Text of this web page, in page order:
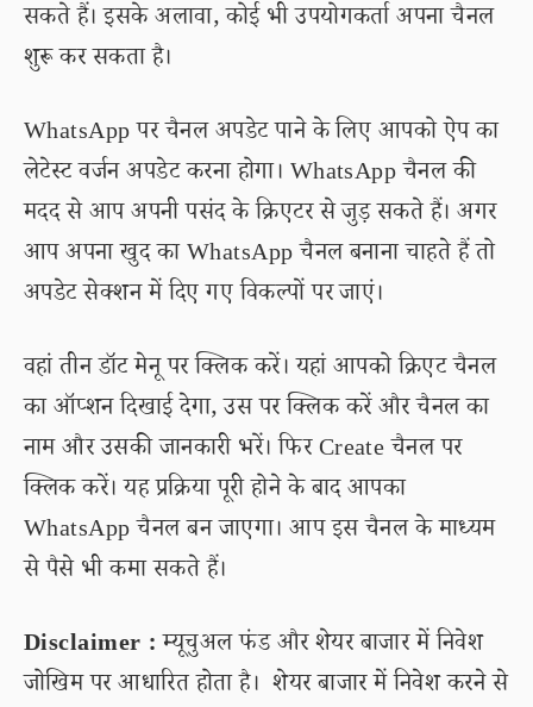
सकते हैं। इसके अलावा, कोई भी उपयोगकर्ता अपना चैनल
शुरू कर सकता है।
WhatsApp पर चैनल अपडेट पाने के लिए आपको ऐप का
लेटेस्ट वर्जन अपडेट करना होगा। WhatsApp चैनल की
मदद से आप अपनी पसंद के क्रिएटर से जुड़ सकते हैं। अगर
आप अपना खुद का WhatsApp चैनल बनाना चाहते हैं तो
अपडेट सेक्शन में दिए गए विकल्पों पर जाएं।
वहां तीन डॉट मेनू पर क्लिक करें। यहां आपको क्रिएट चैनल
का ऑप्शन दिखाई देगा, उस पर क्लिक करें और चैनल का
नाम और उसकी जानकारी भरें। फिर Create चैनल पर
क्लिक करें। यह प्रक्रिया पूरी होने के बाद आपका
WhatsApp चैनल बन जाएगा। आप इस चैनल के माध्यम
से पैसे भी कमा सकते हैं।
Disclaimer :म्यूचुअल फंड और शेयर बाजार में निवेश
जोखिम पर आधारित होता है। शेयर बाजार में निवेश करने से